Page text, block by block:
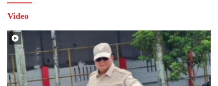
Video